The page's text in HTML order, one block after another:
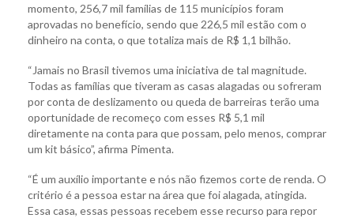
momento, 256,7 mil famílias de 115 municípios foram
aprovadas no benefício, sendo que 226,5 mil estão com o
dinheiro na conta, o que totaliza mais de R$ 1,1 bilhão.
“Jamais no Brasil tivemos uma iniciativa de tal magnitude.
Todas as famílias que tiveram as casas alagadas ou sofreram
por conta de deslizamento ou queda de barreiras terão uma
oportunidade de recomeço com esses R$ 5,1 mil
diretamente na conta para que possam, pelo menos, comprar
um kit básico”, afirma Pimenta.
“É um auxílio importante e nós não fizemos corte de renda. O
critério é a pessoa estar na área que foi alagada, atingida.
Essa casa, essas pessoas recebem esse recurso para repor